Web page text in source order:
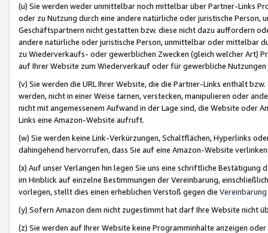
(u) Sie werden weder unmittelbar noch mittelbar über Partner-Links
oder zu Nutzung durch eine andere natürliche oder juristische
Geschäftspartnern nicht gestatten bzw. diese nicht dazu auffordern
andere natürliche oder juristische Person, unmittelbar oder mittelbar
zu Wiederverkaufs- oder gewerblichen Zwecken (gleich welcher Art)
auf Ihrer Website zum Wiederverkauf oder für gewerbliche
(v) Sie werden die URL Ihrer Website, die die Partner-Links enthält
werden, nicht in einer Weise tarnen, verstecken, manipulieren oder
nicht mit angemessenem Aufwand in der Lage sind, die Website oder
Links eine Amazon-Website aufruft.
(w) Sie werden keine Link-Verkürzungen, Schaltflächen, Hyperlinks
dahingehend hervorrufen, dass Sie auf eine Amazon-Website
(x) Auf unser Verlangen hin legen Sie uns eine schriftliche
im Hinblick auf einzelne Bestimmungen der Vereinbarung,
vorlegen, stellt dies einen erheblichen Verstoß gegen die Vereinbarung
(y) Sofern Amazon dem nicht zugestimmt hat darf Ihre Website nicht
(z) Sie werden auf Ihrer Website keine Programminhalte anzeigen